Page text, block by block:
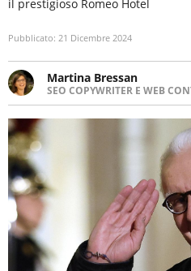
il prestigioso Romeo Hotel
Pubblicato: 21 Dicembre 2024
Martina Bressan
SEO COPYWRITER E WEB
Appassionata di viaggi,
scoprire nuovi posti e
determinata e